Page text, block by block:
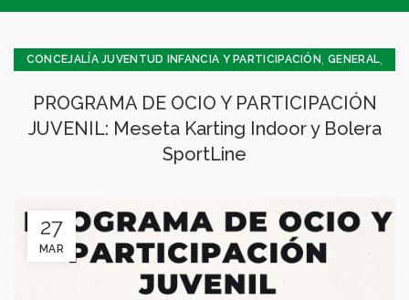
CONCEJALÍA JUVENTUD INFANCIA Y PARTICIPACIÓN ,GENERAL
PROGRAMA DE OCIO Y PARTICIPACIÓN
JUVENIL: Meseta Karting Indoor y Bolera
SportLine
27
MAR